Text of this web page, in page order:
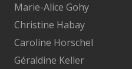
Marie-Alice Gohy
Christine Habay
Caroline Horschel
Géraldine Keller